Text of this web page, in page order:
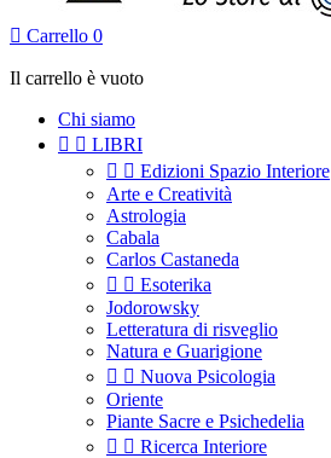
 Carrello 0
Il carrello è vuoto
Chi siamo
  LIBRI
  Edizioni Spazio Interiore
Arte e Creatività
Astrologia
Cabala
Carlos Castaneda
  Esoterika
Jodorowsky
Letteratura di risveglio
Natura e Guarigione
  Nuova Psicologia
Oriente
Piante Sacre e Psichedelia
  Ricerca Interiore